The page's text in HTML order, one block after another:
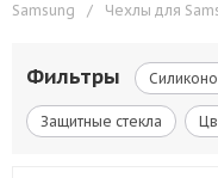
Samsung
/ Чехлы для
Фильтры
Защитные стекла